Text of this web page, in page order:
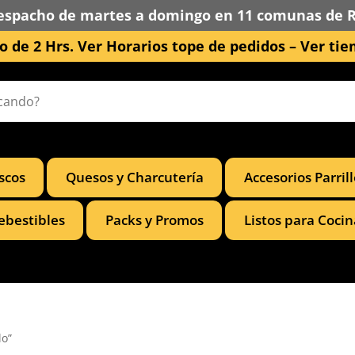
de martes a domingo en 11 comunas de
de 2 Hrs. Ver Horarios tope de pedidos – Ver
Quesos y Charcutería Accesorios
Packs y Promos Listos para